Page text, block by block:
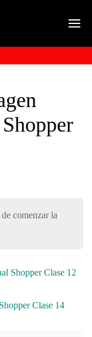
comenzar la
Shopper Clase 12
Clase 14